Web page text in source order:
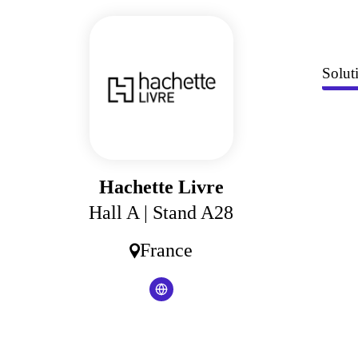
Hachette Livre
Hall A | Stand A28
France